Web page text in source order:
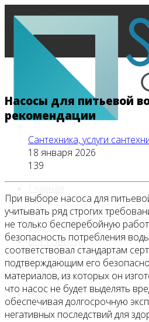
Все новости
Видео
Насосы для питьевой
рекомендации
Сантехника, услуги
18 января 2026
139
При выборе насоса для
учитывать ряд строгих
не только бесперебойную
безопасность потребления
соответствовал стандартам
подтверждающим его
материалов, из которых он
что насос не будет выделять
обеспечивая долгосрочную
негативных последствий для